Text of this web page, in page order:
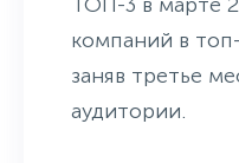
компаний в
заняв третье
аудитории.